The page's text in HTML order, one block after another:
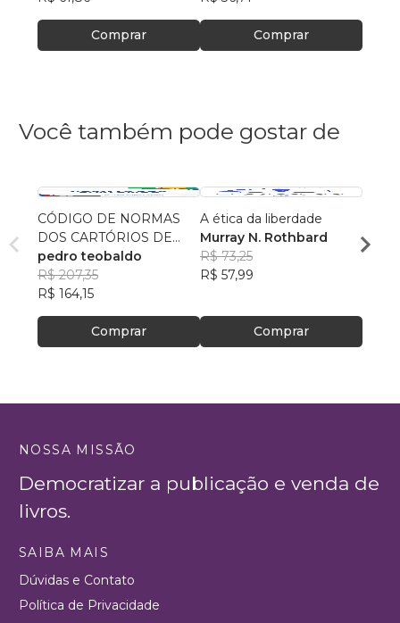
Comprar Comprar
Você também pode gostar de
CÓDIGO DE NORMAS
DOS CARTÓRIOS DE
PERNAMBUCO
pedro teobaldo
R$ 207,35
R$ 164,15
Comprar
A ética da liberdade
Murray N. Rothbard
R$ 73,25
R$ 57,99
Comprar
R$
NOSSA MISSÃO
Democratizar a publicação e venda de
livros.
SAIBA MAIS
Dúvidas e Contato
Política de Privacidade